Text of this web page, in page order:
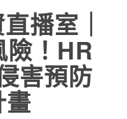
播室｜
！HR
害預防
畫